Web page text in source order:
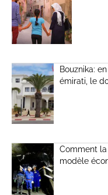
Bouznika:
émirati, le
Comment
modèle